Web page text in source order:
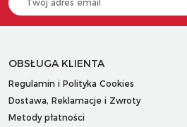
OBSŁUGA KLIENTA
Regulamin i Polityka Cookies
Dostawa, Reklamacje i Zwroty
Metody płatności